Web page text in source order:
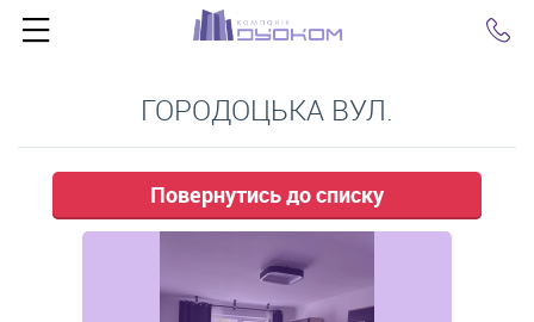
ГОРОДОЦЬКА ВУЛ.
Повернутись до списку